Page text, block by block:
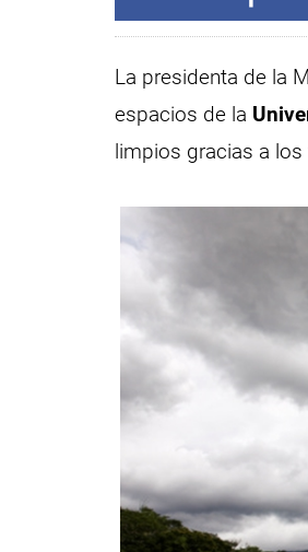
La presidenta de la
espacios de la
limpios gracias a los